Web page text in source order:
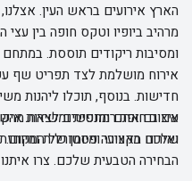
הארץ אירועים בראש העין.
מרהיב ביופיו וטקס חופה בין עצי
ומסיבות ריקודים תוססת. במתחם
אירוח מושלמת לצד תפריט שף
חדישות. בנוסף, תוכלו ליהנות
עיצוב חופה רומנטית ומשירות
ואירוח מקצועי ומיומן של המקום.
אם גם אתם מחפשים לצאת
שלכם באווירה פסטורלית
הבחירה הטבעית שלכם. צרו